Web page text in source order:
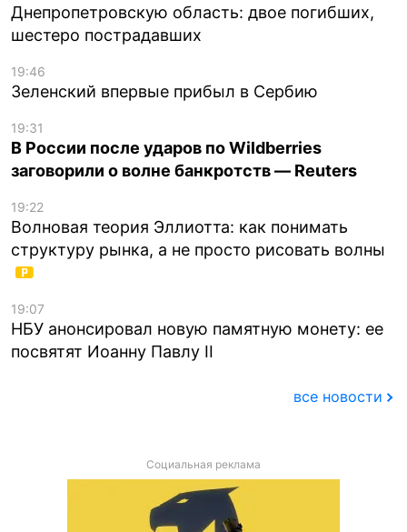
Днепропетровскую область: двое погибших,
шестеро пострадавших
19:46
Зеленский впервые прибыл в Сербию
19:31
В России после ударов по Wildberries
заговорили о волне банкротств — Reuters
19:22
Волновая теория Эллиотта: как понимать
структуру рынка, а не просто рисовать волны
19:07
НБУ анонсировал новую памятную монету: ее
посвятят Иоанну Павлу II
все новости
Социальная реклама